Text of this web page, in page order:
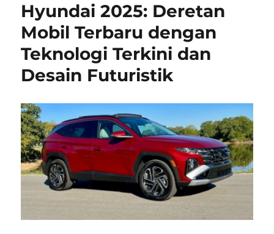
Hyundai 2025: Deretan
Mobil Terbaru dengan
Teknologi Terkini dan
Desain Futuristik